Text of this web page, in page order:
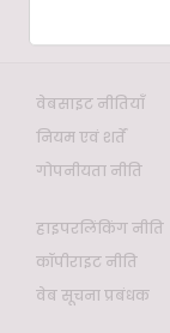
वेबसाइट नीतियाँ
नियम एवं शर्तें
गोपनीयता नीति
हाइपरलिंकिंग नीति
कॉपीराइट नीति
वेब सूचना प्रबंधक